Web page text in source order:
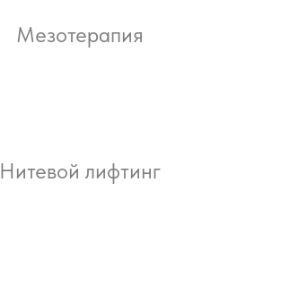
Мезотерапия
Нитевой лифтинг